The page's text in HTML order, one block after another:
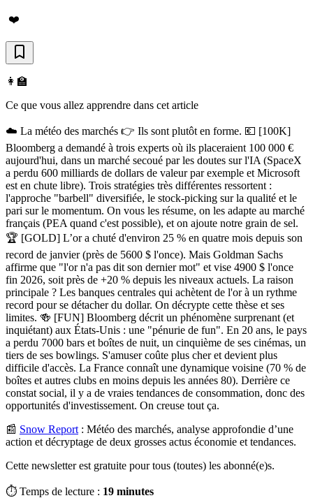
❤️
👩‍🏫
Ce que vous allez apprendre dans cet article
☁️ La météo des marchés 👉 Ils sont plutôt en forme. 💶 [100K]
Bloomberg a demandé à trois experts où ils placeraient 100 000 €
aujourd'hui, dans un marché secoué par les doutes sur l'IA (SpaceX
a perdu 600 milliards de dollars de valeur par exemple et Microsoft
est en chute libre). Trois stratégies très différentes ressortent :
l'approche "barbell" diversifiée, le stock-picking sur la qualité et le
pari sur le momentum. On vous les résume, on les adapte au marché
français (PEA quand c'est possible), et on ajoute notre grain de sel.
🏆 [GOLD] L’or a chuté d'environ 25 % en quatre mois depuis son
record de janvier (près de 5600 $ l'once). Mais Goldman Sachs
affirme que "l'or n'a pas dit son dernier mot" et vise 4900 $ l'once
fin 2026, soit près de +20 % depuis les niveaux actuels. La raison
principale ? Les banques centrales qui achètent de l'or à un rythme
record pour se détacher du dollar. On décrypte cette thèse et ses
limites. 🍻 [FUN] Bloomberg décrit un phénomène surprenant (et
inquiétant) aux États-Unis : une "pénurie de fun". En 20 ans, le pays
a perdu 7000 bars et boîtes de nuit, un cinquième de ses cinémas, un
tiers de ses bowlings. S'amuser coûte plus cher et devient plus
difficile d'accès. La France connaît une dynamique voisine (70 % de
boîtes et autres clubs en moins depuis les années 80). Derrière ce
constat social, il y a de vraies tendances de consommation, donc des
opportunités d'investissement. On creuse tout ça.
📰 Snow Report : Météo des marchés, analyse approfondie d’une
action et décryptage de deux grosses actus économie et tendances.
Cette newsletter est gratuite pour tous (toutes) les abonné(e)s.
⏱️ Temps de lecture : 19 minutes